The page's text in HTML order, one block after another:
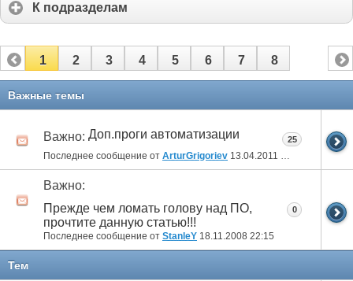
К подразделам
1 2 3 4 5 6 7 8
Важные темы
Важно: Доп.проги автоматизации
Последнее сообщение от ArturGrigoriev 13.04.2011 14:39
25
Важно:
Прежде чем ломать голову над ПО,
прочтите данную статью!!!
Последнее сообщение от StanleY 18.11.2008 22:15
0
Тем